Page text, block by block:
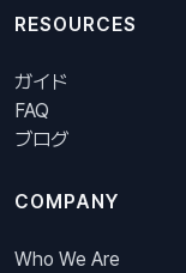
RESOURCES
ガイド
FAQ
ブログ
COMPANY
Who We Are